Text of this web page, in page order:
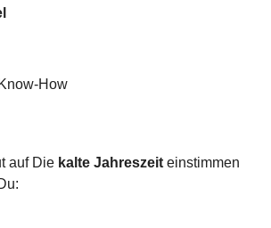
How
auf Die kalte Jahreszeit einstimmen